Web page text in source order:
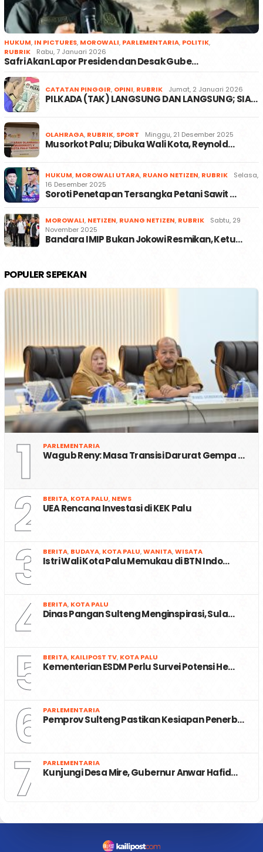
HUKUM, IN PICTURES, MOROWALI, PARLEMENTARIA, POLITIK,
RUBRIK
Rabu, 7 Januari 2026
Safri Akan Lapor Presiden dan Desak Gube…
CATATAN PINGGIR, OPINI, RUBRIK Jumat, 2 Januari 2026
PILKADA (TAK) LANGSUNG DAN LANGSUNG; SIA…
OLAHRAGA, RUBRIK, SPORT Minggu, 21 Desember 2025
Musorkot Palu; Dibuka Wali Kota, Reynold…
HUKUM, MOROWALI UTARA, RUANG NETIZEN, RUBRIK
Selasa,
16 Desember 2025
Soroti Penetapan Tersangka Petani Sawit …
MOROWALI, NETIZEN, RUANG NETIZEN, RUBRIK
Sabtu, 29
November 2025
Bandara IMIP Bukan Jokowi Resmikan, Ketu…
POPULER SEPEKAN
1 PARLEMENTARIA
Wagub Reny: Masa Transisi Darurat Gempa …
2 BERITA, KOTA PALU, NEWS
UEA Rencana Investasi di KEK Palu
3 BERITA, BUDAYA, KOTA PALU,WANITA,WISATA
Istri Wali Kota Palu Memukau di BTN Indo…
4 BERITA, KOTA PALU
Dinas Pangan Sulteng Menginspirasi, Sula…
5 BERITA, KAILIPOST TV, KOTA PALU
Kementerian ESDM Perlu Survei Potensi He…
6 PARLEMENTARIA
Pemprov Sulteng Pastikan Kesiapan Penerb…
7 PARLEMENTARIA
Kunjungi Desa Mire, Gubernur Anwar Hafid…